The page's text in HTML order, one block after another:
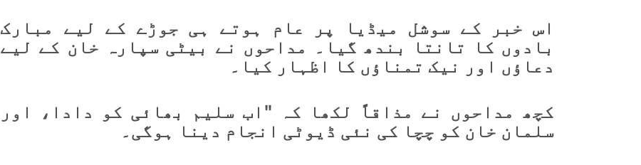
اس خبر کے سوشل میڈیا پر عام ہوتے ہی جوڑے کے لیے مبارک
بادوں کا تانتا بندھ گیا۔ مداحوں نے بیٹی سپارہ خان کے لیے
دعاؤں اور نیک تمناؤں کا اظہار کیا۔
کچھ مداحوں نے مذاقاً لکھا کہ "اب سلیم بھائی کو دادا، اور
سلمان خان کو چچا کی نئی ڈیوٹی انجام دینا ہوگی۔